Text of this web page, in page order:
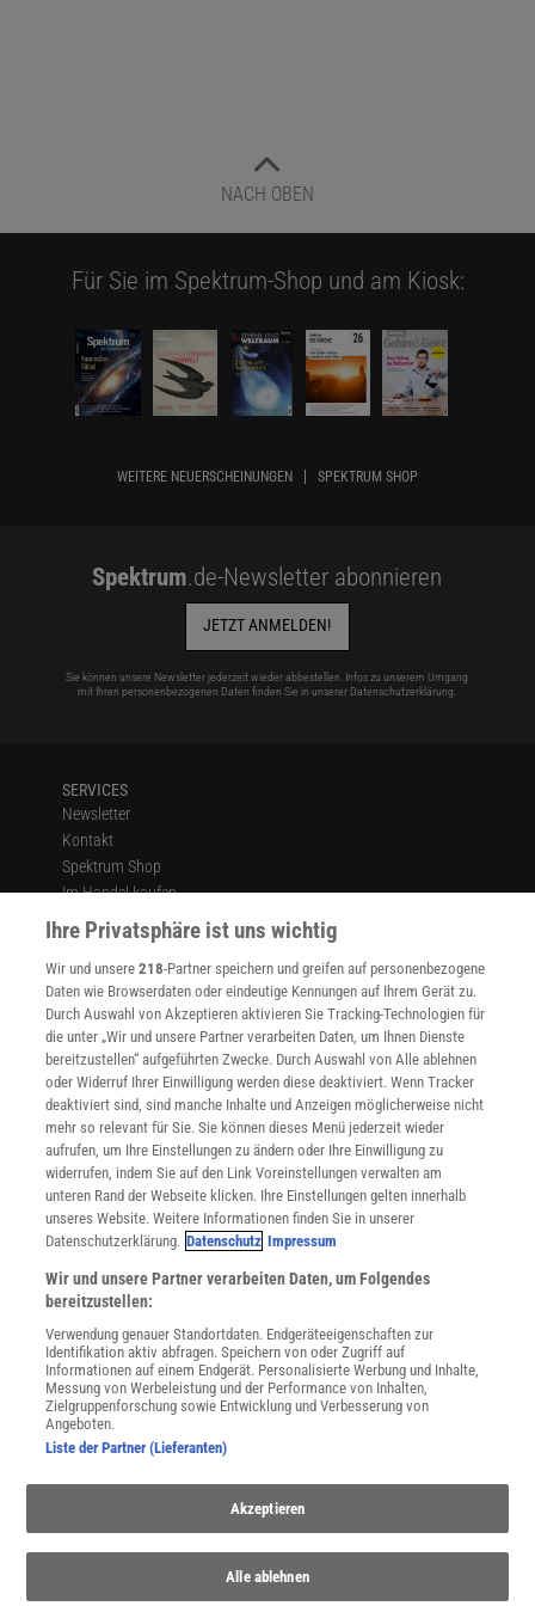
NACH OBEN
Für Sie im Spektrum-Shop und am Kiosk:
WEITERE NEUERSCHEINUNGEN SPEKTRUM SHOP
Spektrum.de-Newsletter abonnieren
JETZT ANMELDEN!
Sie können unsere Newsletter jederzeit wieder abbestellen. Infos zu unserem Umgang
mit Ihren personenbezogenen Daten finden Sie in unserer Datenschutzerklärung
SERVICES
Newsletter
Kontakt
Spektrum Shop
Im Handel kaufen
Presse
Verträge kündigen
Widerruf
INFO
Mediadaten
Datenschutz
Nutzungsbedingungen
Cookie-Einstellungen
Utiq verwalten
Nutzungsbasierte Onlinewerbung
Alle Artikel
Impressum
Angebote für Schulen
Angebote für Institutionen
Sprachen lernen mit Gymglish
Lexika
Für Spektrum schreiben
Zugänglichkeitserklärung
KielSCN
Wissenschaft in die Schulen
SciLogs
Ihre Privatsphäre ist uns wichtig
Wir und unsere218-Partner speichern und greifen auf personenbezogene
Daten wie Browserdaten oder eindeutige Kennungen auf Ihrem Gerät zu.
Durch Auswahl von Akzeptieren aktivieren Sie Tracking-Technologien für
die unter „Wir und unsere Partner verarbeiten Daten, um Ihnen Dienste
bereitzustellen“ aufgeführten Zwecke. Durch Auswahl von Alle ablehnen
oder Widerruf Ihrer Einwilligung werden diese deaktiviert. Wenn Tracker
deaktiviert sind, sind manche Inhalte und Anzeigen möglicherweise nicht
mehr so relevant für Sie. Sie können dieses Menü jederzeit wieder
aufrufen, um Ihre Einstellungen zu ändern oder Ihre Einwilligung zu
widerrufen, indem Sie auf den Link Voreinstellungen verwalten am
unteren Rand der Webseite klicken. Ihre Einstellungen gelten innerhalb
unseres Website. Weitere Informationen finden Sie in unserer
Datenschutzerklärung. Datenschutz Impressum
Wir und unsere Partner verarbeiten Daten, um Folgendes
bereitzustellen:
Verwendung genauer Standortdaten. Endgeräteeigenschaften zur
Identifikation aktiv abfragen. Speichern von oder Zugriff auf
Informationen auf einem Endgerät. Personalisierte Werbung und Inhalte,
Messung von Werbeleistung und der Performance von Inhalten,
Zielgruppenforschung sowie Entwicklung und Verbesserung von
Angeboten.
Liste der Partner (Lieferanten)
Akzeptieren
Alle ablehnen